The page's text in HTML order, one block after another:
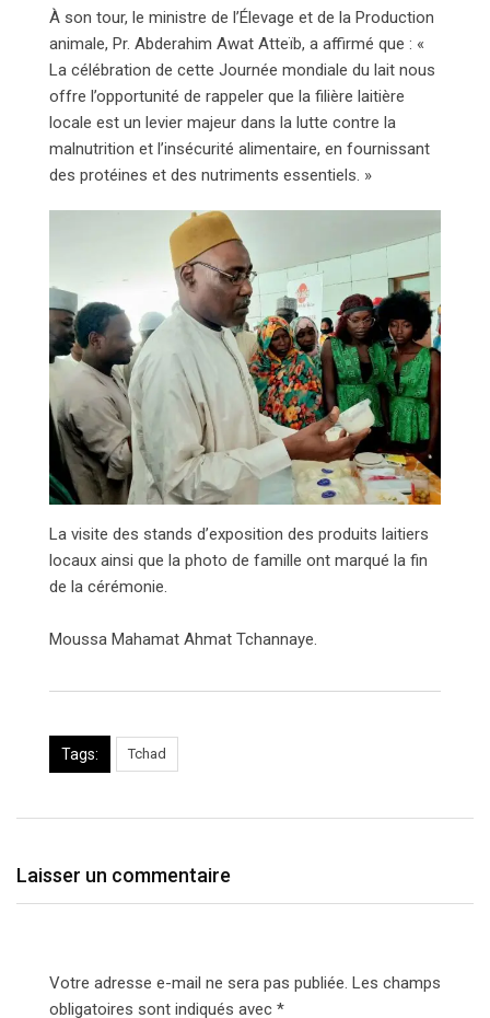
À son tour, le ministre de l’Élevage et de la Production
animale, Pr. Abderahim Awat Atteïb, a affirmé que : «
La célébration de cette Journée mondiale du lait nous
offre l’opportunité de rappeler que la filière laitière
locale est un levier majeur dans la lutte contre la
malnutrition et l’insécurité alimentaire, en fournissant
des protéines et des nutriments essentiels. »
La visite des stands d’exposition des produits laitiers
locaux ainsi que la photo de famille ont marqué la fin
de la cérémonie.
Moussa Mahamat Ahmat Tchannaye.
Tags: Tchad
Laisser un commentaire
Votre adresse e-mail ne sera pas publiée. Les champs
obligatoires sont indiqués avec *